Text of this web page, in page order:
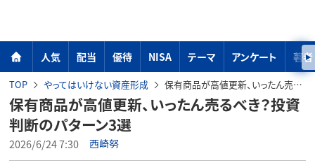
人気 配当 優待 NISA テーマ アンケート 著者
TOP やってはいけない資産形成 保有商品が高値更新、いったん売るべき？投資判断のパターン3選
保有商品が高値更新、いったん売るべき？投資
判断のパターン3選
2026/6/24 7:30 西崎努